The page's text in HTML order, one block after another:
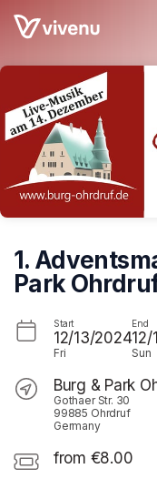
Skip header
1.
Park
Start
12/13/2024
Fri
End
Sun
Burg & Park
Gothaer Str. 30
99885 Ohrdruf
Germany
from €8.00